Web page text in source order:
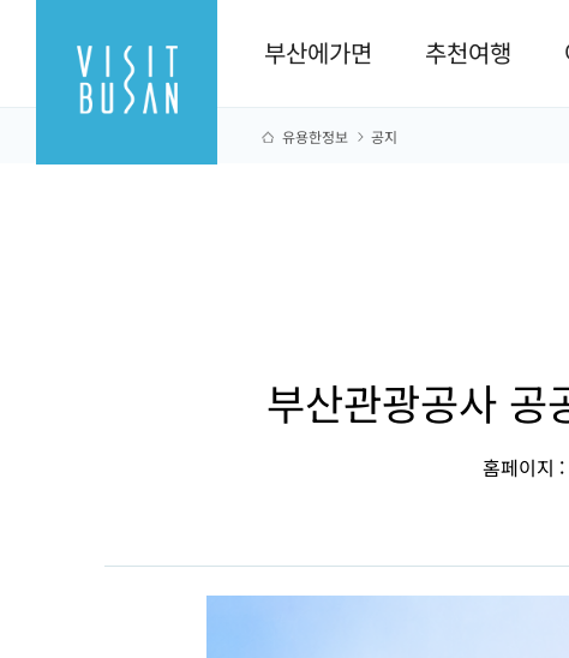
부산에가면 추천여행
유용한정보 공지
부산관광공사 공
홈페이지 :